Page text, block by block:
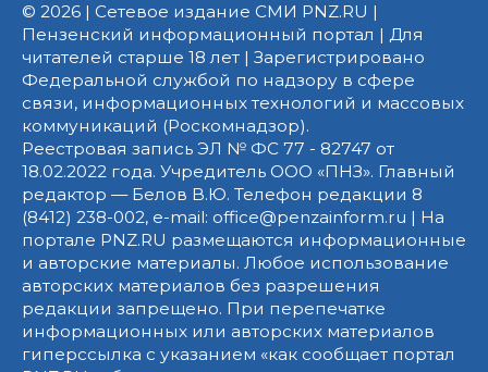
© 2026 | Сетевое издание СМИ PNZ.RU |
Пензенский информационный портал | Для
читателей старше 18 лет | Зарегистрировано
Федеральной службой по надзору в сфере
связи, информационных технологий и массовых
коммуникаций (Роскомнадзор).
Реестровая запись ЭЛ № ФС 77 - 82747 от
18.02.2022 года. Учредитель ООО «ПНЗ». Главный
редактор — Белов В.Ю. Телефон редакции 8
(8412) 238-002, e-mail: office@penzainform.ru | На
портале PNZ.RU размещаются информационные
и авторские материалы. Любое использование
авторских материалов без разрешения
редакции запрещено. При перепечатке
информационных или авторских материалов
гиперссылка с указанием «как сообщает портал